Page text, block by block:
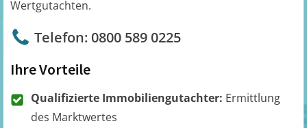
Wertgutachten.
Telefon: 0800 589 0225
Ihre Vorteile
Qualifizierte Immobiliengutachter: Ermittlung
des Marktwertes